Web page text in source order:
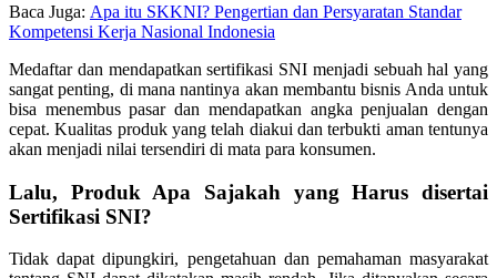
Baca Juga: Apa itu SKKNI? Pengertian dan Persyaratan Standar
Kompetensi Kerja Nasional Indonesia
Medaftar dan mendapatkan sertifikasi SNI menjadi sebuah hal yang
sangat penting, di mana nantinya akan membantu bisnis Anda untuk
bisa menembus pasar dan mendapatkan angka penjualan dengan
cepat. Kualitas produk yang telah diakui dan terbukti aman tentunya
akan menjadi nilai tersendiri di mata para konsumen.
Lalu, Produk Apa Sajakah yang Harus disertai
Sertifikasi SNI?
Tidak dapat dipungkiri, pengetahuan dan pemahaman masyarakat